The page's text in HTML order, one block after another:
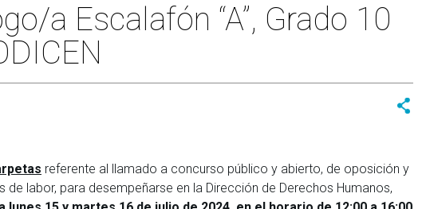
a Escalafón “A”, Grado 10
referente al llamado a concurso público y abierto, de oposición y
labor, para desempeñarse en la Dirección de Derechos Humanos,